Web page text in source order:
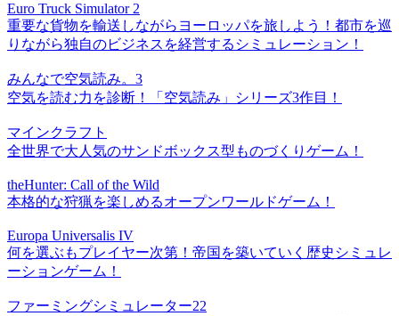
Euro Truck Simulator 2
重要な貨物を輸送しながらヨーロッパを旅しよう！都市を巡
りながら独自のビジネスを経営するシミュレーション！
みんなで空気読み。3
空気を読む力を診断！「空気読み」シリーズ3作目！
マインクラフト
全世界で大人気のサンドボックス型ものづくりゲーム！
theHunter: Call of the Wild
本格的な狩猟を楽しめるオープンワールドゲーム！
Europa Universalis IV
何を選ぶもプレイヤー次第！帝国を築いていく歴史シミュレ
ーションゲーム！
ファーミングシミュレーター22